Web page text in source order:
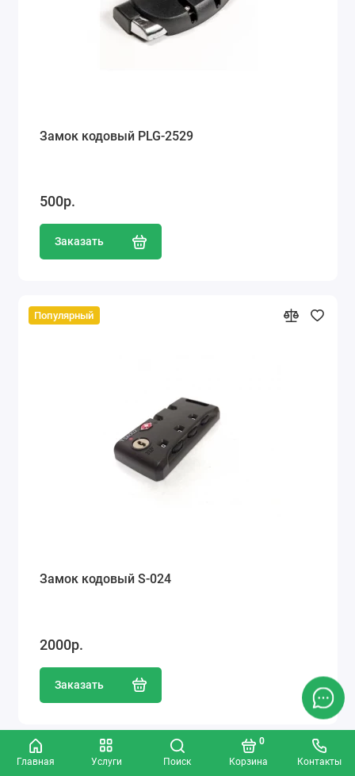
Главная Услуги Поиск Корзина
0
Контакты
Замок кодовый PLG-2529
500р.
Заказать
Популярный
Замок кодовый S-024
2000р.
Заказать
Популярный